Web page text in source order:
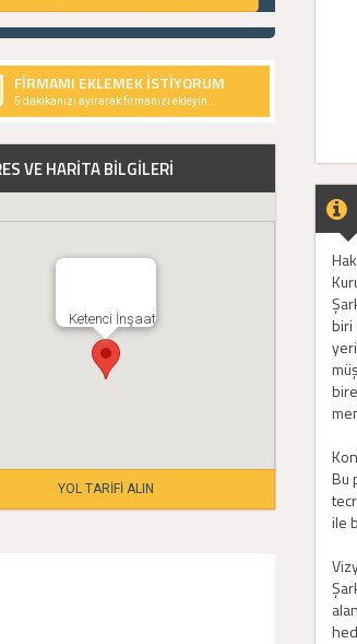
FİRMAMI EKLEMEK İSTİYORUM
5 dakikanızı ayırarak firmanızı ekleyin..
VE HARİTA BİLGİLERİ
Ketenci İnşaat
YOL TARİFİ ALIN
biri
Bu
ile